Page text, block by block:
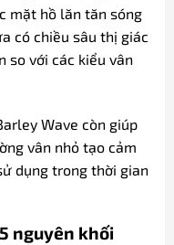
mặt hồ lăn tăn sóng
có chiều sâu thị giác
so với các kiểu vân
Wave còn giúp
vân nhỏ tạo cảm
dụng trong thời gian
nguyên khối